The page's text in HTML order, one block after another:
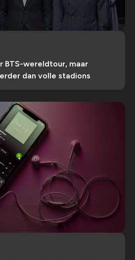
BTS-wereldtour, maar
dan volle stadions